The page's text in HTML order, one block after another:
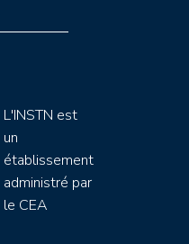
L'INSTN est
un
établissement
administré par
le CEA